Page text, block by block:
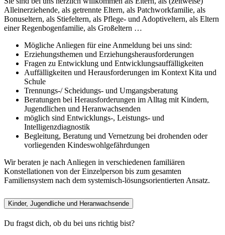
Alleinerziehende, als getrennte Eltern, als Patchworkfamilie, als
Bonuseltern, als Stiefeltern, als Pflege- und Adoptiveltern, als Eltern
einer Regenbogenfamilie, als Großeltern …
Mögliche Anliegen für eine Anmeldung bei uns sind:
Erziehungsthemen und Erziehungsherausforderungen
Fragen zu Entwicklung und Entwicklungsauffälligkeiten
Auffälligkeiten und Herausforderungen im Kontext Kita und
Schule
Trennungs-/ Scheidungs- und Umgangsberatung
Beratungen bei Herausforderungen im Alltag mit Kindern,
Jugendlichen und Heranwachsenden
möglich sind Entwicklungs-, Leistungs- und
Intelligenzdiagnostik
Begleitung, Beratung und Vernetzung bei drohenden oder
vorliegenden Kindeswohlgefährdungen
Wir beraten je nach Anliegen in verschiedenen familiären
Konstellationen von der Einzelperson bis zum gesamten
Familiensystem nach dem systemisch-lösungsorientierten Ansatz.
Kinder, Jugendliche und Heranwachsende
Du fragst dich, ob du bei uns richtig bist?